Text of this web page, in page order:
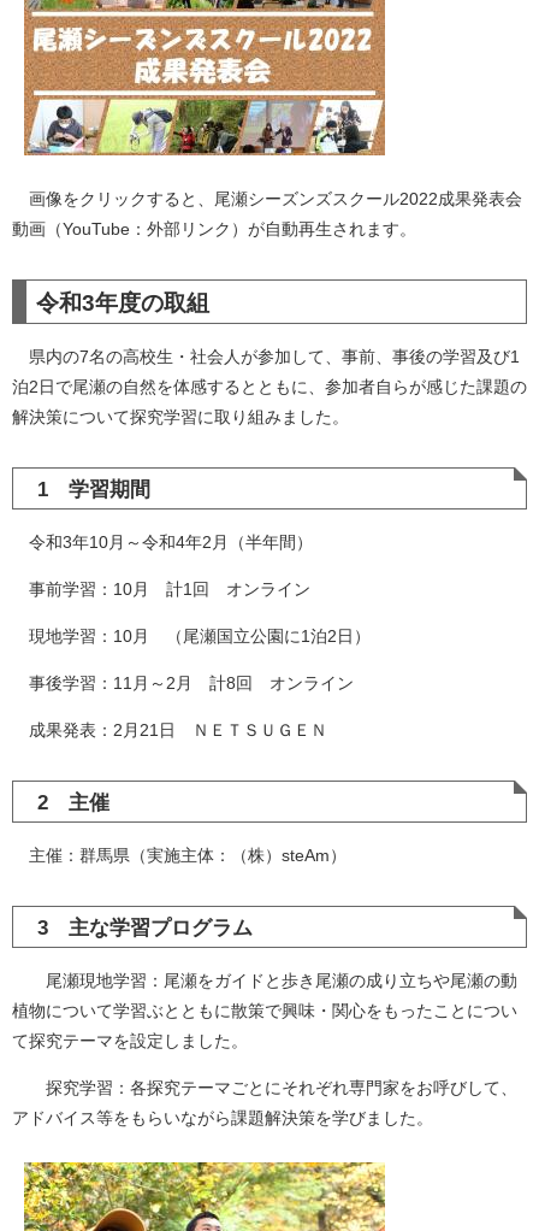
画像をクリックすると、尾瀬シーズンズスクール2022成果発表会
動画（YouTube：外部リンク）が自動再生されます。
令和3年度の取組
県内の7名の高校生・社会人が参加して、事前、事後の学習及び1
泊2日で尾瀬の自然を体感するとともに、参加者自らが感じた課題の
解決策について探究学習に取り組みました。
1 学習期間
令和3年10月～令和4年2月（半年間）
事前学習：10月 計1回 オンライン
現地学習：10月 （尾瀬国立公園に1泊2日）
事後学習：11月～2月 計8回 オンライン
成果発表：2月21日 ＮＥＴＳＵＧＥＮ
2 主催
主催：群馬県（実施主体：（株）steAm）
3 主な学習プログラム
尾瀬現地学習：尾瀬をガイドと歩き尾瀬の成り立ちや尾瀬の動
植物について学習ぶとともに散策で興味・関心をもったことについ
て探究テーマを設定しました。
探究学習：各探究テーマごとにそれぞれ専門家をお呼びして、
アドバイス等をもらいながら課題解決策を学びました。